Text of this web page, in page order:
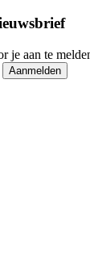
je aan te
Aanmelden